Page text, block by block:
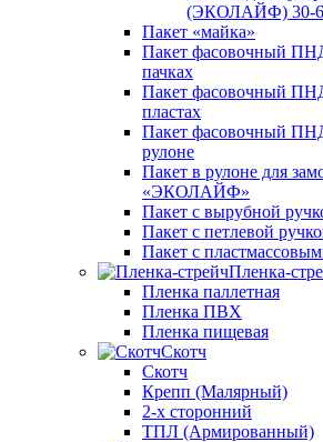
(ЭКОЛАЙФ) 30-
Пакет «майка»
Пакет фасовочный
пачках
Пакет фасовочный
пластах
Пакет фасовочный
рулоне
Пакет в рулоне для
«ЭКОЛАЙФ»
Пакет с вырубной
Пакет с петлевой
Пакет с
Пленка-
Пленка паллетная
Пленка ПВХ
Пленка пищевая
Скотч
Скотч
Крепп (Малярный)
2-х сторонний
ТПЛ (Армированный)